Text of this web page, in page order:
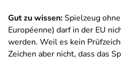
Gut zu wissen: Spielzeug
Européenne) darf in der EU
werden. Weil es kein
Zeichen aber nicht, dass das